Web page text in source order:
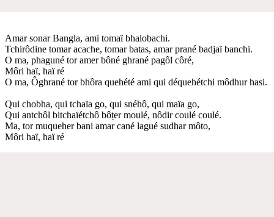
Amar sonar Bangla, ami tomaï bhalobachi.
Tchirôdine tomar acache, tomar batas, amar prané badjaï banchi.
O ma, phaguné tor amer bôné ghrané pagôl côré,
Môri haï, haï ré
O ma, Ôghrané tor bhôra quehété ami qui déquehétchi môdhur hasi.
Qui chobha, qui tchaïa go, qui snéhô, qui maïa go,
Qui antchôl bitchaïétchô bôṭer moulé, nôdir coulé coulé.
Ma, tor muqueher bani amar cané lagué sudhar môto,
Môri haï, haï ré